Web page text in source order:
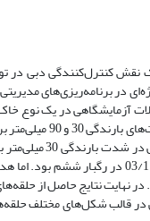
کنترل‌کنندگی دبی در
در برنامه‌ریزی‌های
آزمایشگاهی در یک نوع
استان مازندران برنامه‌ریزی شد. به
رگبار اول به 05/15 میلی­متر در رگبار ششم و در شدت بارندگی 90 میلی‌متر بر
نهایت نتایج حاصل از
تغییرات دبی در قالب شکل‌های